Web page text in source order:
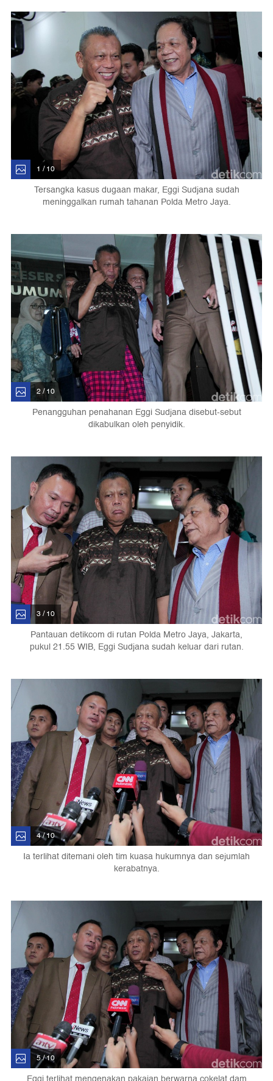
1 / 10
Tersangka kasus dugaan makar, Eggi Sudjana sudah
meninggalkan rumah tahanan Polda Metro Jaya.
2 / 10
Penangguhan penahanan Eggi Sudjana disebut-sebut
dikabulkan oleh penyidik.
3 / 10
Pantauan detikcom di rutan Polda Metro Jaya, Jakarta,
pukul 21.55 WIB, Eggi Sudjana sudah keluar dari rutan.
4 / 10
Ia terlihat ditemani oleh tim kuasa hukumnya dan sejumlah
kerabatnya.
5 / 10